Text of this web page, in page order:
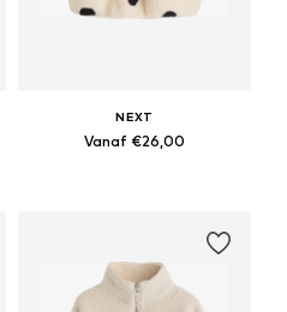
NEXT
Vanaf €26,00